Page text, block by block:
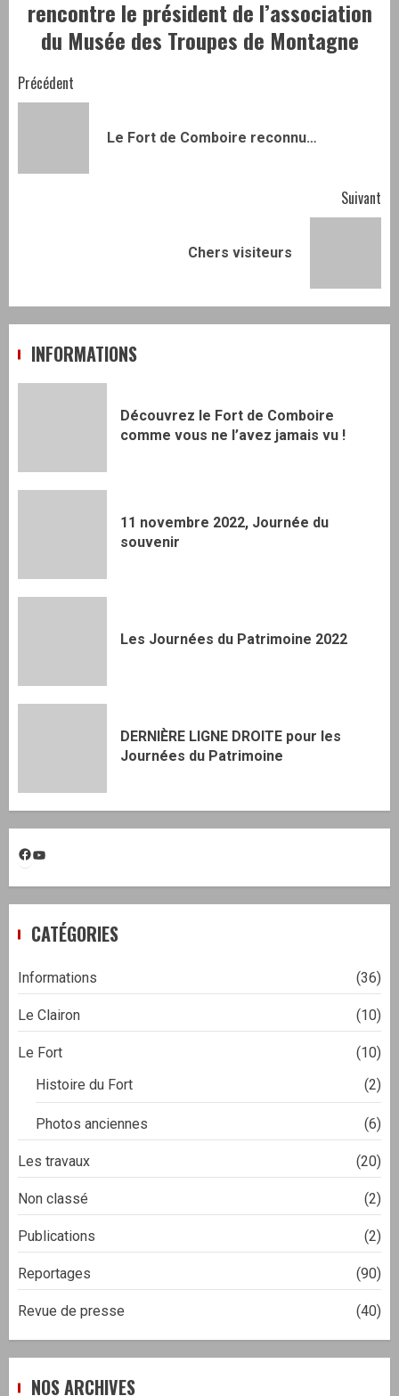
rencontre le président de l’association
du Musée des Troupes de Montagne
Navigation
Précédent
Le Fort de Comboire reconnu…
Suivant
Chers visiteurs
INFORMATIONS
Découvrez le Fort de Comboire
comme vous ne l’avez jamais vu !
11 novembre 2022, Journée du
souvenir
Les Journées du Patrimoine 2022
DERNIÈRE LIGNE DROITE pour les
Journées du Patrimoine
CATÉGORIES
Informations (36)
Le Clairon (10)
Le Fort
(10)
Histoire du Fort
(2)
Photos anciennes (6)
Les travaux (20)
Non classé (2)
Publications (2)
Reportages (90)
Revue de presse (40)
NOS ARCHIVES